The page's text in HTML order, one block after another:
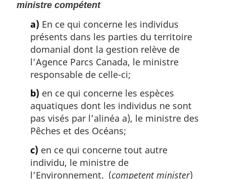
ministre compétent
a) En ce qui concerne les individus
présents dans les parties du territoire
domanial dont la gestion relève de
l’Agence Parcs Canada, le ministre
responsable de celle-ci;
b) en ce qui concerne les espèces
aquatiques dont les individus ne sont
pas visés par l’alinéa a), le ministre des
Pêches et des Océans;
c) en ce qui concerne tout autre
individu, le ministre de
l’Environnement. (competent minister)